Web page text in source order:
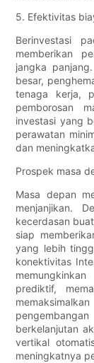
5. Efektivitas
Berinvestasi
memberikan
jangka
besar,
tenaga kerja,
pemborosan
investasi yang
perawatan
dan
Prospek masa
Masa depan
menjanjikan.
kecerdasan
siap
yang lebih
konektivitas
prediktif,
berkelanjutan
vertikal
meningkatnya